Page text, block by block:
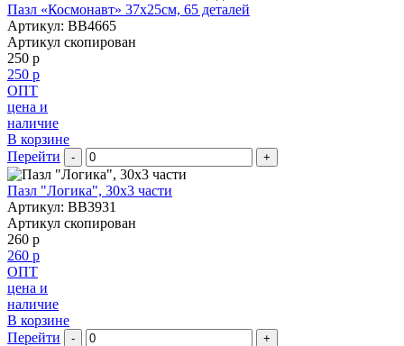
Пазл «Космонавт» 37х25см, 65 деталей
Артикул: BB4665
Артикул скопирован
250 р
250 р
ОПТ
цена и
наличие
В корзине
Перейти
- +
Пазл "Логика", 30х3 части
Артикул: BB3931
Артикул скопирован
260 р
260 р
ОПТ
цена и
наличие
В корзине
Перейти
- +